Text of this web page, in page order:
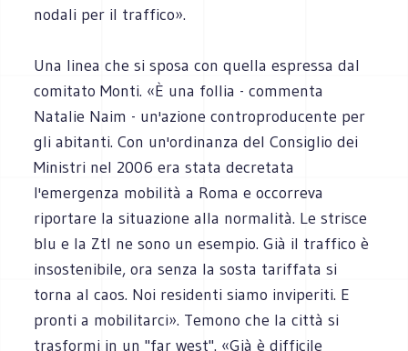
nodali per il traffico».
Una linea che si sposa con quella espressa dal
comitato Monti. «È una follia - commenta
Natalie Naim - un'azione controproducente per
gli abitanti. Con un'ordinanza del Consiglio dei
Ministri nel 2006 era stata decretata
l'emergenza mobilità a Roma e occorreva
riportare la situazione alla normalità. Le strisce
blu e la Ztl ne sono un esempio. Già il traffico è
insostenibile, ora senza la sosta tariffata si
torna al caos. Noi residenti siamo inviperiti. E
pronti a mobilitarci». Temono che la città si
trasformi in un "far west". «Già è difficile